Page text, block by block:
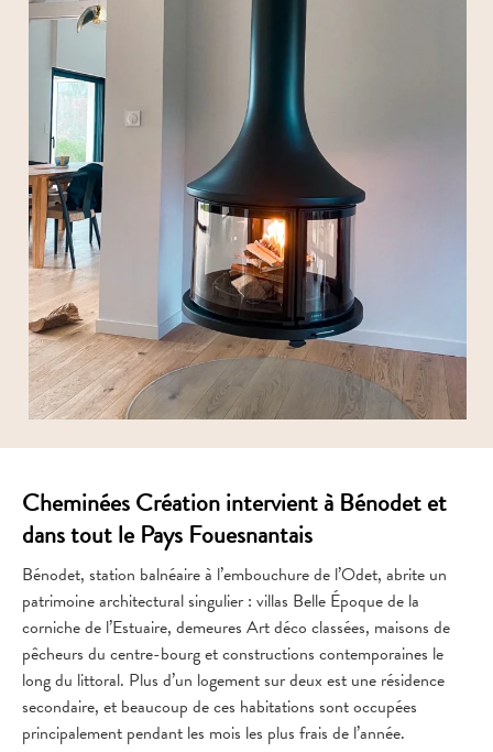
Cheminées Création intervient à Bénodet et
dans tout le Pays Fouesnantais
Bénodet, station balnéaire à l’embouchure de l’Odet, abrite un
patrimoine architectural singulier : villas Belle Époque de la
corniche de l’Estuaire, demeures Art déco classées, maisons de
pêcheurs du centre-bourg et constructions contemporaines le
long du littoral. Plus d’un logement sur deux est une résidence
secondaire, et beaucoup de ces habitations sont occupées
principalement pendant les mois les plus frais de l’année.